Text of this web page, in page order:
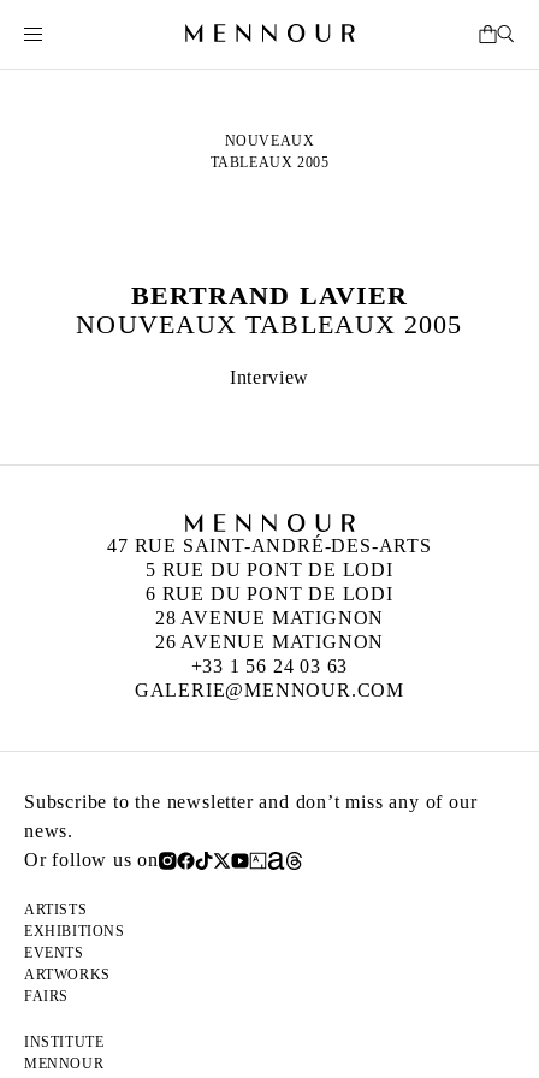
NOUVEAUX
TABLEAUX 2005
BERTRAND LAVIER
NOUVEAUX TABLEAUX 2005
Interview
47 RUE SAINT-ANDRÉ-DES-ARTS
5 RUE DU PONT DE LODI
6 RUE DU PONT DE LODI
28 AVENUE MATIGNON
26 AVENUE MATIGNON
+33 1 56 24 03 63
GALERIE@MENNOUR.COM
Subscribe to the newsletter and don’t miss any of our
news.
Or follow us on
ARTISTS
EXHIBITIONS
EVENTS
ARTWORKS
FAIRS
INSTITUTE
MENNOUR